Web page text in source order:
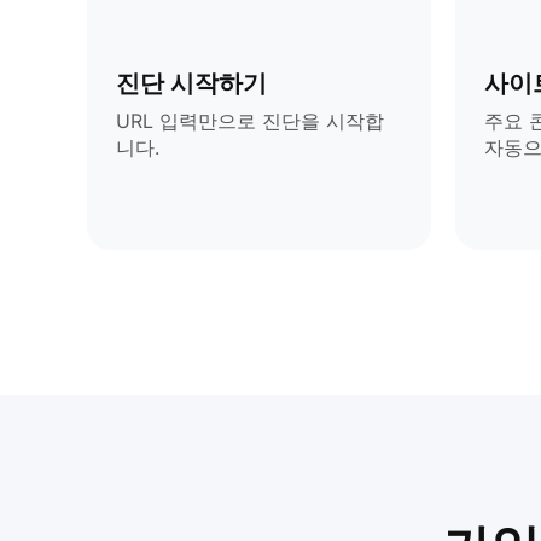
진단 시작하기
URL 입력만으로 진단을 시작합
니다.
사이
주요
자동